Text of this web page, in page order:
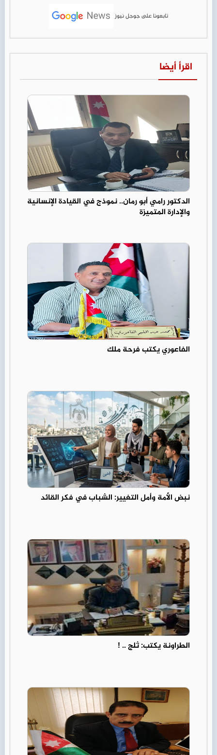
تابعونا على جوجل نيوز
اقرأ أيضا
الدكتور رامي أبو رمان.. نموذج في القيادة الإنسانية
والإدارة المتميزة
الفاعوري يكتب فرحة ملك
نبض الأمة وأمل التغيير: الشباب في فكر القائد
الطراونة يكتب: ثلج .. !